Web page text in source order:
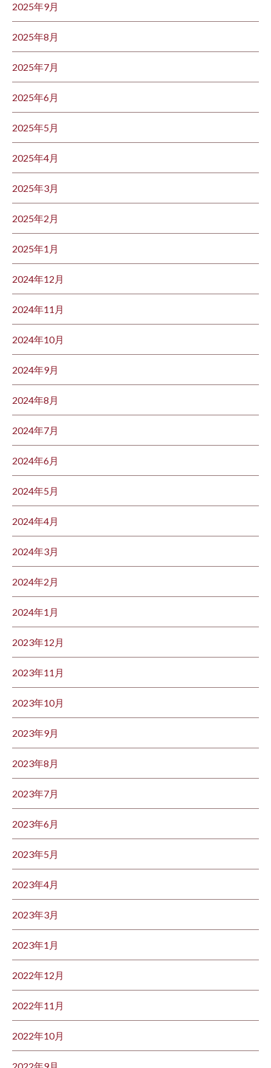
2025年9月
2025年8月
2025年7月
2025年6月
2025年5月
2025年4月
2025年3月
2025年2月
2025年1月
2024年12月
2024年11月
2024年10月
2024年9月
2024年8月
2024年7月
2024年6月
2024年5月
2024年4月
2024年3月
2024年2月
2024年1月
2023年12月
2023年11月
2023年10月
2023年9月
2023年8月
2023年7月
2023年6月
2023年5月
2023年4月
2023年3月
2023年1月
2022年12月
2022年11月
2022年10月